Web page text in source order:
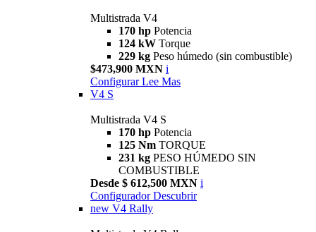
Multistrada V4
170 hp Potencia
124 kW Torque
229 kg Peso húmedo (sin combustible)
$473,900 MXN i
Configurar Lee Mas
V4 S
Multistrada V4 S
170 hp Potencia
125 Nm TORQUE
231 kg PESO HÚMEDO SIN
COMBUSTIBLE
Desde $ 612,500 MXN i
Configurador Descubrir
new V4 Rally